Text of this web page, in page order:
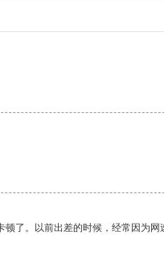
了。以前出差的时候，经常因为